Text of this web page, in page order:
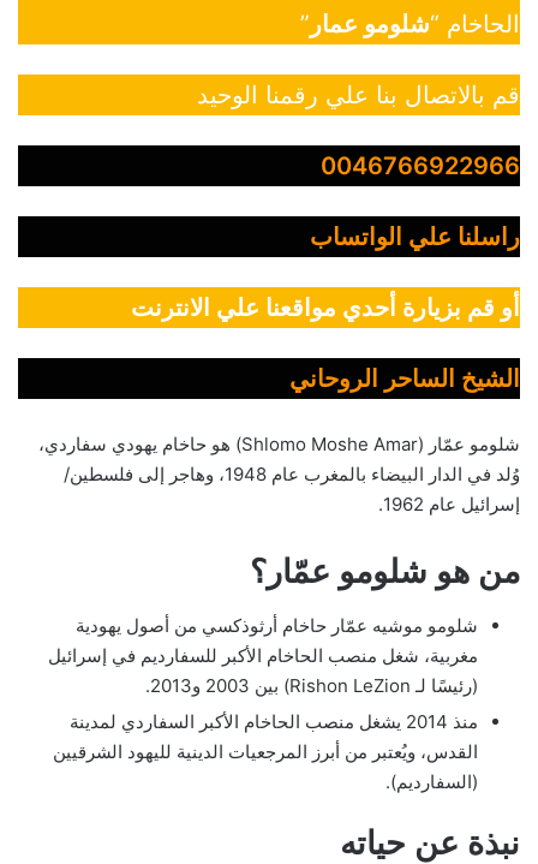
الحاخام “شلومو عمار ”
قم بالاتصال بنا علي رقمنا الوحيد
0046766922966
راسلنا علي الواتساب
أو قم بزيارة أحدي مواقعنا علي الانترنت
الشيخ الساحر الروحاني
شلومو عمّار (Shlomo Moshe Amar) هو حاخام يهودي سفاردي،
وُلد في الدار البيضاء بالمغرب عام 1948، وهاجر إلى فلسطين/
إسرائيل عام 1962.
من هو شلومو عمّار؟
شلومو موشيه عمّار حاخام أرثوذكسي من أصول يهودية
مغربية، شغل منصب الحاخام الأكبر للسفارديم في إسرائيل
(رئيسًا لـ Rishon LeZion) بين 2003 و2013.
منذ 2014 يشغل منصب الحاخام الأكبر السفاردي لمدينة
القدس، ويُعتبر من أبرز المرجعيات الدينية لليهود الشرقيين
(السفارديم).
نبذة عن حياته